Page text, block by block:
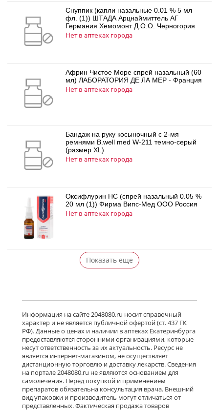
Снуппик (капли назальные 0.01 % 5 мл
фл. (1)) ШТАДА Арцнаймиттель АГ
Германия Хемомонт Д.О.О. Черногория
Нет в аптеках города
Африн Чистое Море спрей назальный (60
мл) ЛАБОРАТОРИЯ ДЕ ЛА МЕР - Франция
Нет в аптеках города
Бандаж на руку косыночный с 2-мя
ремнями B.well med W-211 темно-серый
(размер XL)
Нет в аптеках города
Оксифлурин НС (спрей назальный 0.05 %
20 мл (1)) Фирма Випс-Мед ООО Россия
Нет в аптеках города
Показать ещё
Информация на сайте 2048080.ru носит справочный
характер и не является публичной офертой (ст. 437 ГК
РФ). Данные о ценах и наличии в аптеках Екатеринбурга
предоставляются сторонними организациями, которые
несут ответственность за их актуальность. Ресурс не
является интернет-магазином, не осуществляет
дистанционную торговлю и доставку лекарств. Сведения
на портале 2048080.ru не являются основанием для
самолечения. Перед покупкой и применением
препаратов обязательна консультация врача. Внешний
вид упаковки и производитель могут отличаться от
представленных. Фактическая продажа товаров